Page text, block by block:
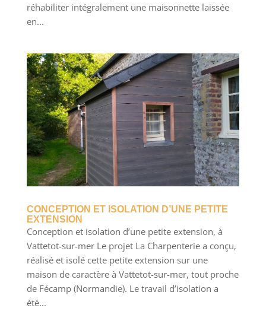
réhabiliter intégralement une maisonnette laissée
en...
CONCEPTION ET ISOLATION D’UNE PETITE
EXTENSION
Conception et isolation d’une petite extension, à
Vattetot-sur-mer Le projet La Charpenterie a conçu,
réalisé et isolé cette petite extension sur une
maison de caractère à Vattetot-sur-mer, tout proche
de Fécamp (Normandie). Le travail d’isolation a
été...